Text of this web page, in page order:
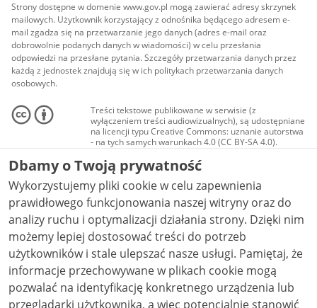
Strony dostępne w domenie www.gov.pl mogą zawierać adresy skrzynek
mailowych. Użytkownik korzystający z odnośnika będącego adresem e-
mail zgadza się na przetwarzanie jego danych (adres e-mail oraz
dobrowolnie podanych danych w wiadomości) w celu przesłania
odpowiedzi na przesłane pytania. Szczegóły przetwarzania danych przez
każdą z jednostek znajdują się w ich politykach przetwarzania danych
osobowych.
Treści tekstowe publikowane w serwisie (z
wyłączeniem treści audiowizualnych), są udostępniane
na licencji typu Creative Commons: uznanie autorstwa
- na tych samych warunkach 4.0 (CC BY-SA 4.0).
Materiały audiowizualne, w tym zdjęcia, materiały
audio i wideo, są udostępniane na licencji typu
Creative Commons: uznanie autorstwa użycie
niekomercyjne - bez utworów zależnych 4.0 (CC BY-
NC-ND 4.0), o ile nie jest to stwierdzone inaczej.
Dbamy o Twoją prywatność
Wykorzystujemy pliki cookie w celu zapewnienia
prawidłowego funkcjonowania naszej witryny oraz do
analizy ruchu i optymalizacji działania strony. Dzięki nim
możemy lepiej dostosować treści do potrzeb
użytkowników i stale ulepszać nasze usługi. Pamiętaj, że
informacje przechowywane w plikach cookie mogą
pozwalać na identyfikację konkretnego urządzenia lub
przeglądarki użytkownika, a więc potencjalnie stanowić